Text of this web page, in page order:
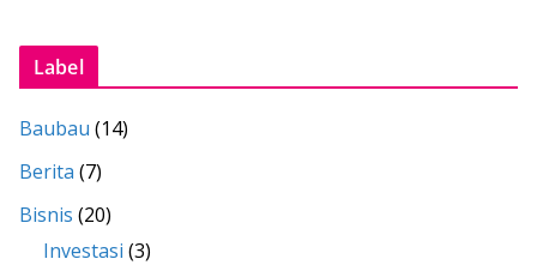
Label
Baubau (14)
Berita (7)
Bisnis (20)
Investasi (3)